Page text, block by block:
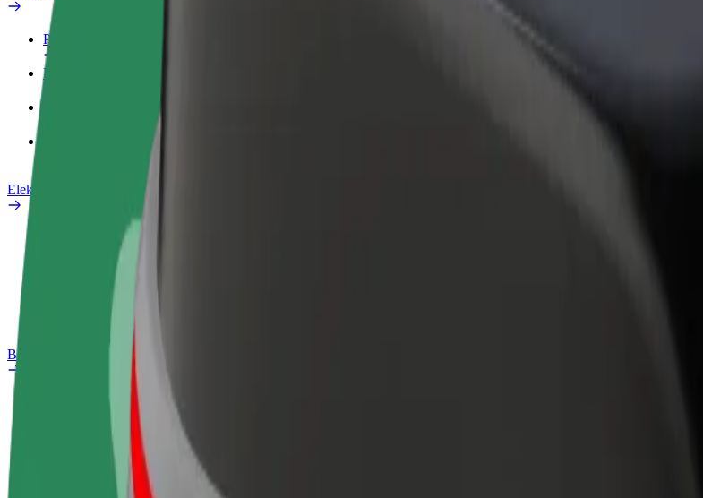
Pogodnosti
Poslovni profil
Bolt Food za poslovne korisnike
Električni bicikli
Sigurnosni laboratorij
Prijavi problem
Često postavljana pitanja
Bolt Plus
Kako se pridružiti
Često postavljana pitanja